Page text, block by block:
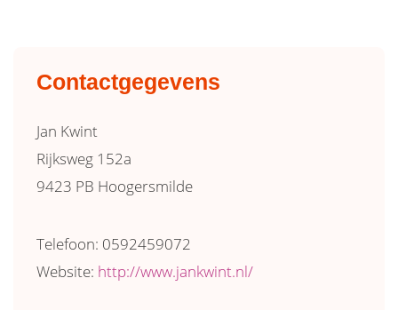
Contactgegevens
Jan Kwint
Rijksweg 152a
9423 PB Hoogersmilde
Telefoon: 0592459072
Website: http://www.jankwint.nl/